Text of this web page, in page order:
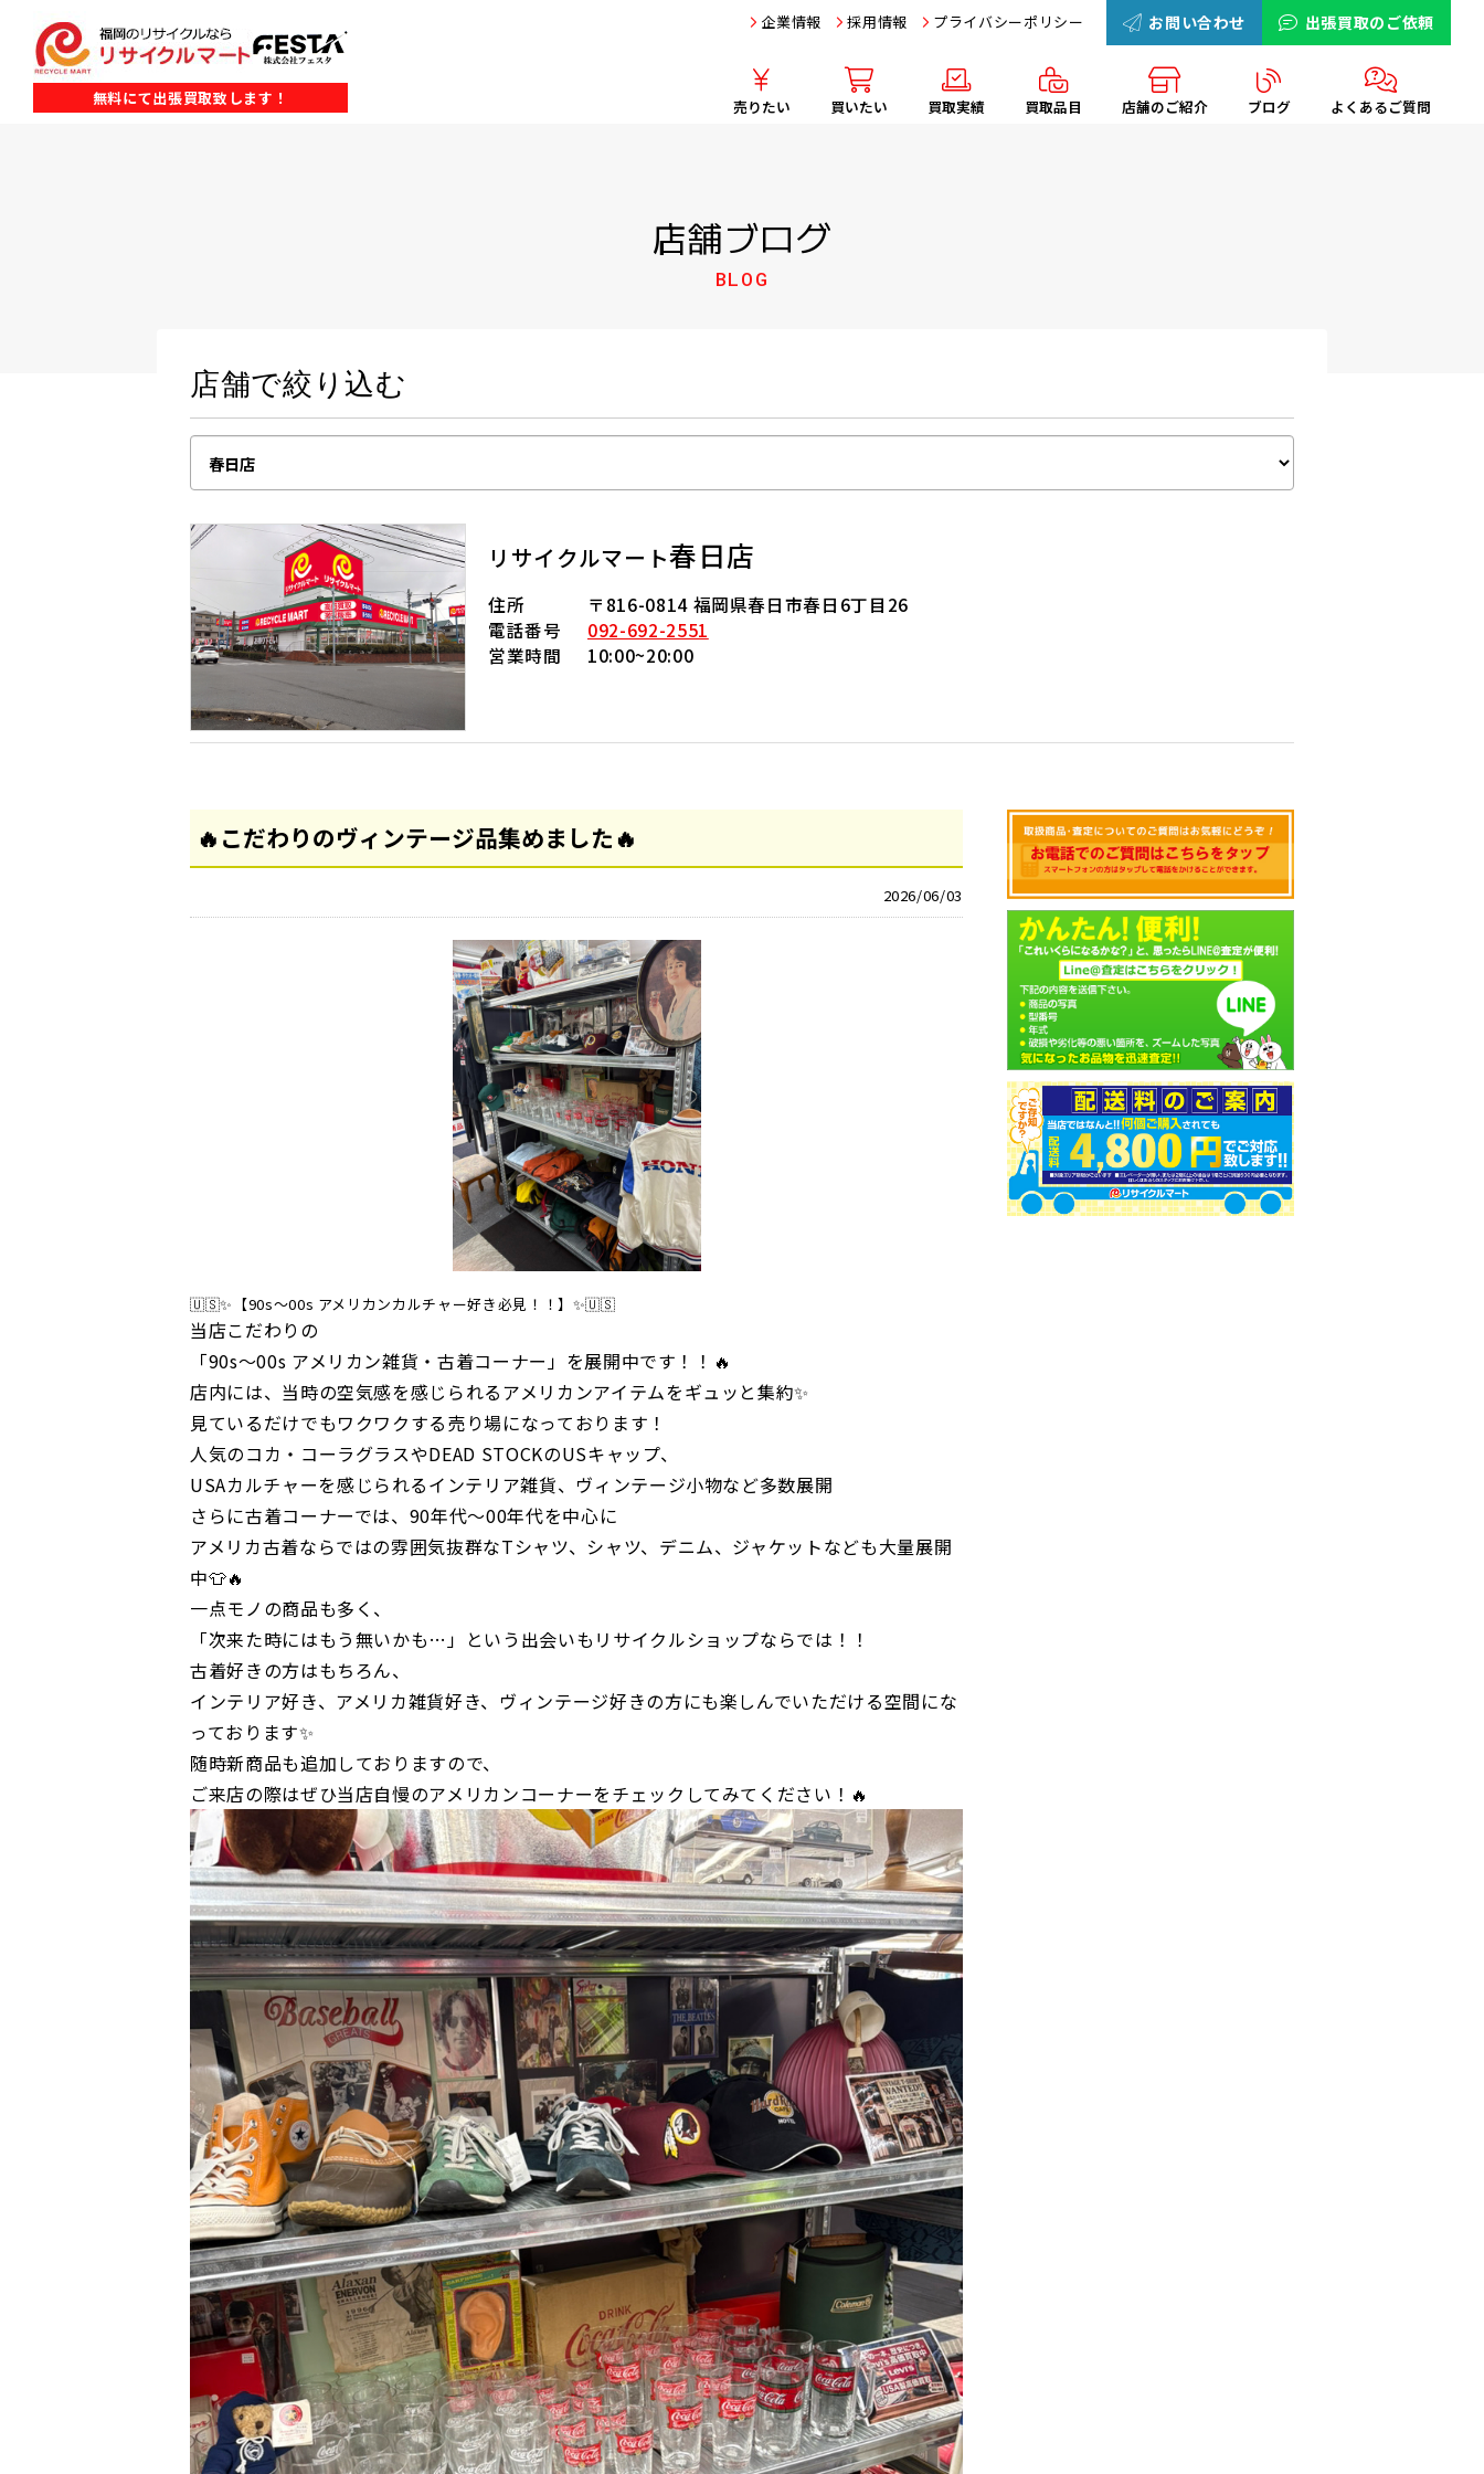
無料にて出張買取致します！
お問い合わせ 出張買取のご依頼
企業情報 採用情報 プライバシーポリシー
売りたい 買いたい 買取実績 買取品目 店舗のご紹介 ブログ よくあるご質問
店舗ブログ
BLOG
店舗で絞り込む
リサイクルマート春日店
住所
〒816-0814 福岡県春日市春日6丁目26
電話番号
092-692-2551
営業時間
10:00~20:00
🔥こだわりのヴィンテージ品集めました🔥
2026/06/03
🇺🇸✨【90s〜00s アメリカンカルチャー好き必見！！】✨🇺🇸
当店こだわりの
「90s〜00s アメリカン雑貨・古着コーナー」を展開中です！！🔥
店内には、当時の空気感を感じられるアメリカンアイテムをギュッと集約✨
見ているだけでもワクワクする売り場になっております！
人気のコカ・コーラグラスやDEAD STOCKのUSキャップ、
USAカルチャーを感じられるインテリア雑貨、ヴィンテージ小物など多数展開
さらに古着コーナーでは、90年代〜00年代を中心に
アメリカ古着ならではの雰囲気抜群なTシャツ、シャツ、デニム、ジャケットなども大量展開
中👕🔥
一点モノの商品も多く、
「次来た時にはもう無いかも…」という出会いもリサイクルショップならでは！！
古着好きの方はもちろん、
インテリア好き、アメリカ雑貨好き、ヴィンテージ好きの方にも楽しんでいただける空間にな
っております✨
随時新商品も追加しておりますので、
ご来店の際はぜひ当店自慢のアメリカンコーナーをチェックしてみてください！🔥